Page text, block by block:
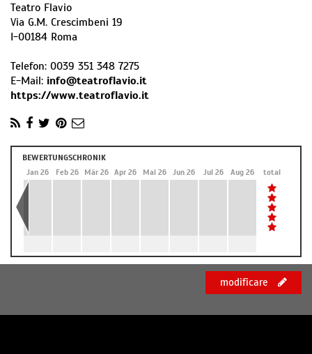
Teatro Flavio
Via G.M. Crescimbeni 19
I-00184 Roma
Telefon: 0039 351 348 7275
E-Mail: info@teatroflavio.it
https://www.teatroflavio.it
BEWERTUNGSCHRONIK
Jan 26 Feb 26 Mär 26 Apr 26 Mai 26 Jun 26 Jul 26 Aug 26 total
modificare